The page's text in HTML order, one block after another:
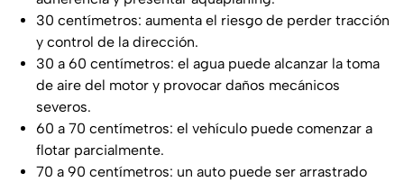
30 centímetros: aumenta el riesgo de perder tracción
y control de la dirección.
30 a 60 centímetros: el agua puede alcanzar la toma
de aire del motor y provocar daños mecánicos
severos.
60 a 70 centímetros: el vehículo puede comenzar a
flotar parcialmente.
70 a 90 centímetros: un auto puede ser arrastrado